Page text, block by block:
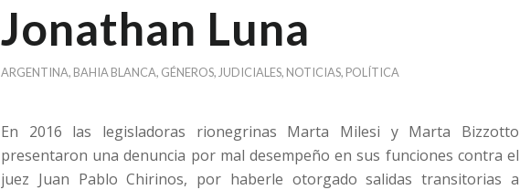
Jonathan Luna
ARGENTINA, BAHIA BLANCA, GÉNEROS, JUDICIALES, NOTICIAS, POLÍTICA
En 2016 las legisladoras rionegrinas Marta Milesi y Marta Bizzotto
presentaron una denuncia por mal desempeño en sus funciones contra el
juez Juan Pablo Chirinos, por haberle otorgado salidas transitorias a